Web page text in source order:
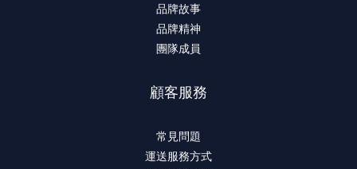
品牌故事
品牌精神
團隊成員
顧客服務
常見問題
運送服務方式